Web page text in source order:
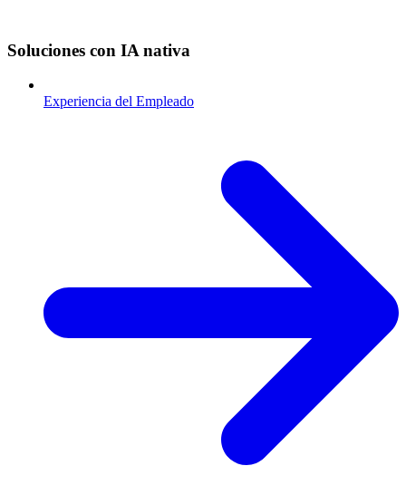
Soluciones con IA nativa
Experiencia del Empleado